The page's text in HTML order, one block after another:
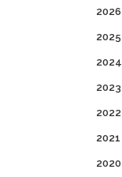
2026
2025
2024
2023
2022
2021
2020